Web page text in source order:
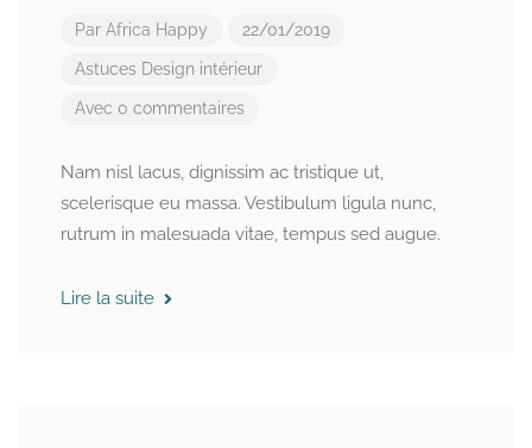
Par Africa Happy 22/01/2019
Astuces Design intérieur
Avec 0 commentaires
Nam nisl lacus, dignissim ac tristique ut,
scelerisque eu massa. Vestibulum ligula nunc,
rutrum in malesuada vitae, tempus sed augue.
Lire la suite